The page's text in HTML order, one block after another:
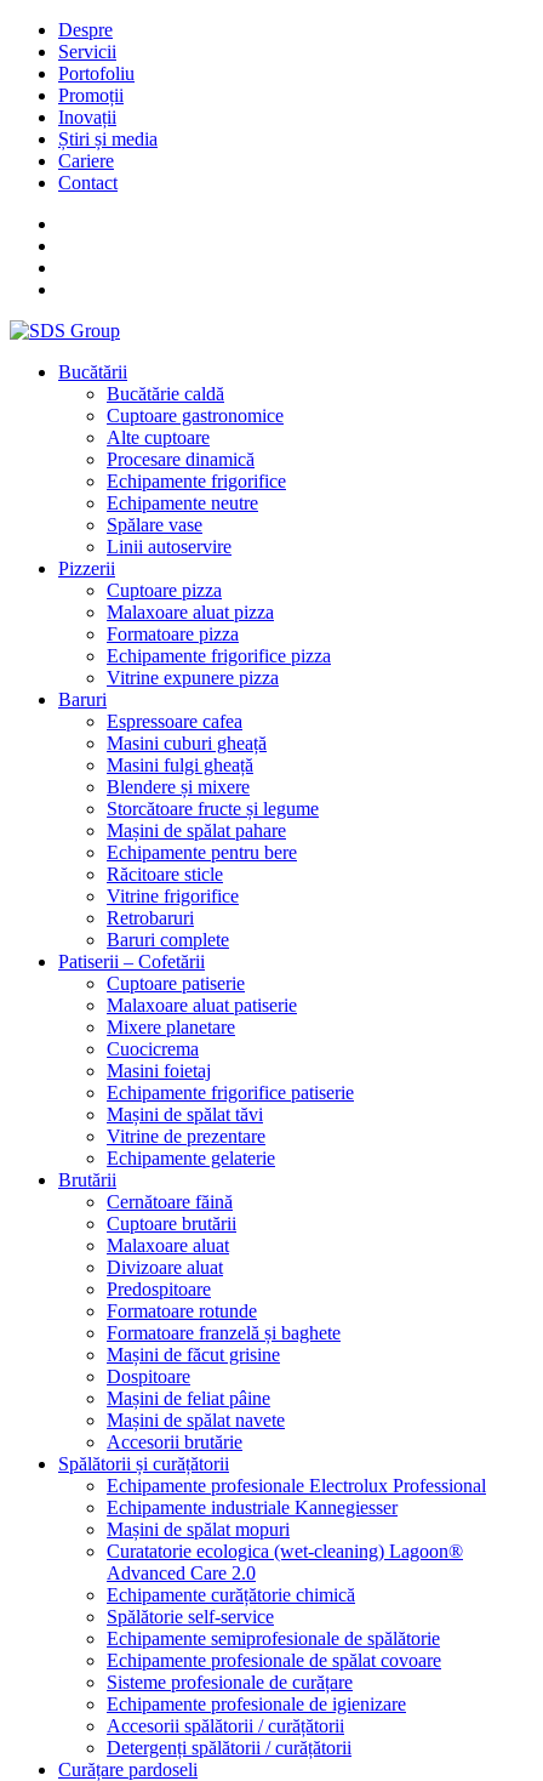
Despre
Servicii
Portofoliu
Promoții
Inovații
Știri și media
Cariere
Contact
Bucătării
Bucătărie caldă
Cuptoare gastronomice
Alte cuptoare
Procesare dinamică
Echipamente frigorifice
Echipamente neutre
Spălare vase
Linii autoservire
Pizzerii
Cuptoare pizza
Malaxoare aluat pizza
Formatoare pizza
Echipamente frigorifice pizza
Vitrine expunere pizza
Baruri
Espressoare cafea
Masini cuburi gheață
Masini fulgi gheață
Blendere și mixere
Storcătoare fructe și legume
Mașini de spălat pahare
Echipamente pentru bere
Răcitoare sticle
Vitrine frigorifice
Retrobaruri
Baruri complete
Patiserii – Cofetării
Cuptoare patiserie
Malaxoare aluat patiserie
Mixere planetare
Cuocicrema
Masini foietaj
Echipamente frigorifice patiserie
Mașini de spălat tăvi
Vitrine de prezentare
Echipamente gelaterie
Brutării
Cernătoare făină
Cuptoare brutării
Malaxoare aluat
Divizoare aluat
Predospitoare
Formatoare rotunde
Formatoare franzelă și baghete
Mașini de făcut grisine
Dospitoare
Mașini de feliat pâine
Mașini de spălat navete
Accesorii brutărie
Spălătorii și curățătorii
Echipamente profesionale Electrolux Professional
Echipamente industriale Kannegiesser
Mașini de spălat mopuri
Curatatorie ecologica (wet-cleaning) Lagoon®
Advanced Care 2.0
Echipamente curățătorie chimică
Spălătorie self-service
Echipamente semiprofesionale de spălătorie
Echipamente profesionale de spălat covoare
Sisteme profesionale de curățare
Echipamente profesionale de igienizare
Accesorii spălătorii / curățătorii
Detergenți spălătorii / curățătorii
Curățare pardoseli